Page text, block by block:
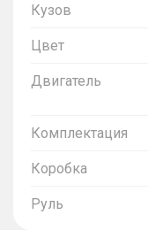
Кузов
Цвет
Двигатель
Комплектация
Коробка
Руль